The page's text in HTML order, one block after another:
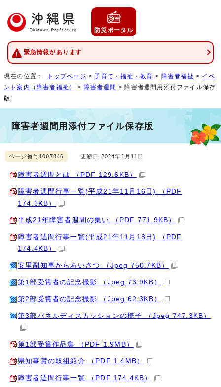
防災ポータル
緊急情報があります
現在の位置： トップページ >子育て・福祉・教育 > 障害者福祉 > イベ
ント案内（障害者福祉）
> 障害者週間 > 障害者週間用添付ファイル保存
版
障害者週間用添付ファイル保存版
ページ番号1007846 更新日 2024年1月11日
障害者週間とは （PDF 129.6KB）
障害者週間行事一覧(平成21年11月16日) （PDF
174.3KB）
平成21年障害者週間の集い （PDF 771.9KB）
障害者週間行事一覧(平成21年11月18日) （PDF
174.4KB）
安里副知事からあいさつ （Jpeg 750.7KB）
第1部受賞者の記念撮影 （Jpeg 73.9KB）
第2部受賞者の記念撮影 （Jpeg 62.3KB）
第3部パネルディスカッションの様子 （Jpeg 747.3KB）
第1部受賞作品集 （PDF 1.9MB）
県知事賞の取組紹介 （PDF 1.4MB）
障害者週間行事一覧 （PDF 174.4KB）